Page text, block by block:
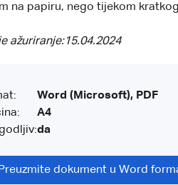
na papiru, nego tijekom
ažuriranje:15.04.2024
Word (Microsoft), PDF
A4
da
Preuzmite dokument u Word